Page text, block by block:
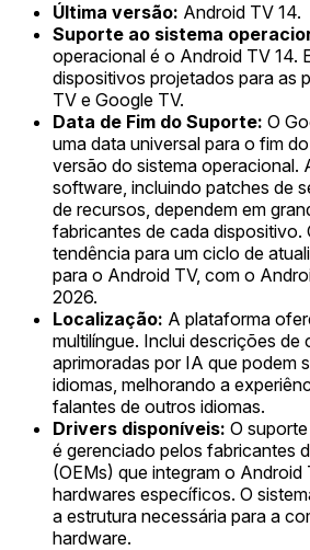
Última versão: Android TV 14.
Suporte ao sistema
operacional é o Android TV 14.
dispositivos projetados para as
TV e Google TV.
Data de Fim do Suporte: O
uma data universal para o fim
versão do sistema operacional.
software, incluindo patches de
de recursos, dependem em
fabricantes de cada dispositivo.
tendência para um ciclo de
para o Android TV, com o
2026.
Localização: A plataforma
multilíngue. Inclui descrições de
aprimoradas por IA que podem
idiomas, melhorando a
falantes de outros idiomas.
Drivers disponíveis: O
é gerenciado pelos fabricantes
(OEMs) que integram o Android
hardwares específicos. O
a estrutura necessária para a
hardware.